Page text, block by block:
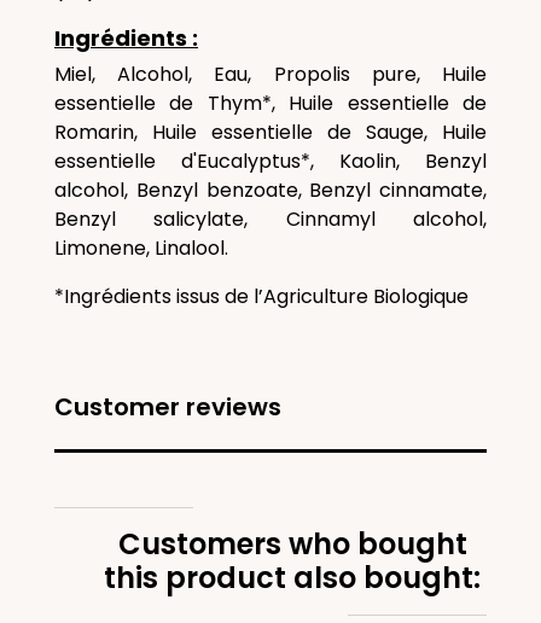
Ingrédients :
Miel, Alcohol, Eau, Propolis pure, Huile
essentielle de Thym*, Huile essentielle de
Romarin, Huile essentielle de Sauge, Huile
essentielle d'Eucalyptus*, Kaolin, Benzyl
alcohol, Benzyl benzoate, Benzyl cinnamate,
Benzyl salicylate, Cinnamyl alcohol,
Limonene, Linalool.
*Ingrédients issus de l’Agriculture Biologique
Customer reviews
Customers who bought
this product also bought: